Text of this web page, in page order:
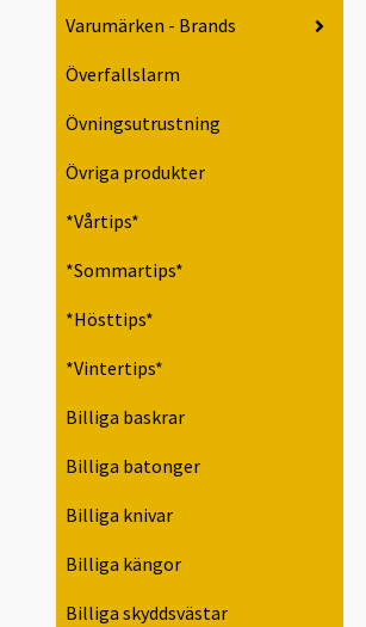
Varumärken - Brands
Överfallslarm
Övningsutrustning
Övriga produkter
*Vårtips*
*Sommartips*
*Hösttips*
*Vintertips*
Billiga baskrar
Billiga batonger
Billiga knivar
Billiga kängor
Billiga skyddsvästar